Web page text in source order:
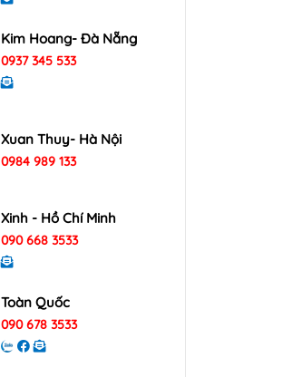
Kim Hoang- Đà Nẵng
0937 345 533
Xuan Thuy- Hà Nội
0984 989 133
Xinh - Hồ Chí Minh
090 668 3533
Toàn Quốc
090 678 3533